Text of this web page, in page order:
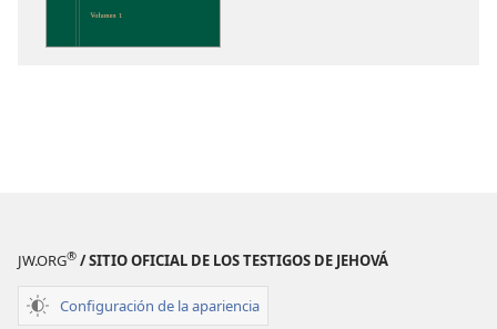
JW.ORG® / SITIO OFICIAL DE LOS TESTIGOS DE JEHOVÁ
Configuración de la apariencia